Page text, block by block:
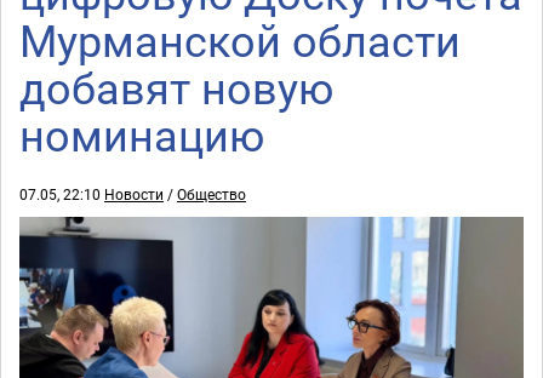
Мурманской области
добавят новую
номинацию
07.05, 22:10 Новости /Общество